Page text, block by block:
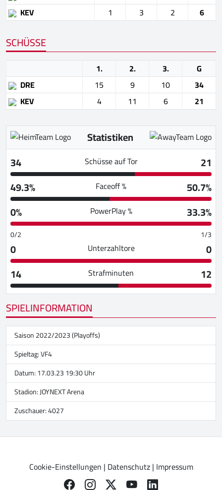
KEV
1 3 2 6
SCHÜSSE
1. 2. 3.
G
DRE
15 9 10
34
KEV
4 11 6 21
Statistiken
34
Schüsse auf Tor
21
49.3%
Faceoff %
50.7%
0%
PowerPlay % 33.3%
0/2 1/3
0 Unterzahltore
0
14
Strafminuten
12
SPIELINFORMATION
Saison 2022/2023 (Playoffs)
Spieltag: VF4
Datum: 17.03.23 19:30 Uhr
Stadion:JOYNEXT Arena
Zuschauer: 4027
Cookie-Einstellungen | Datenschutz| Impressum